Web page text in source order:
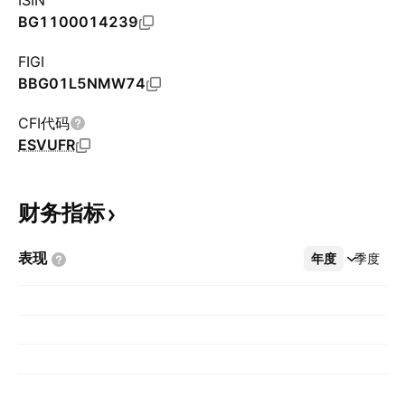
BG1100014239
FIGI
BBG01L5NMW74
CFI代码
ESVUFR
财务指标
表现 年度 季度
更多